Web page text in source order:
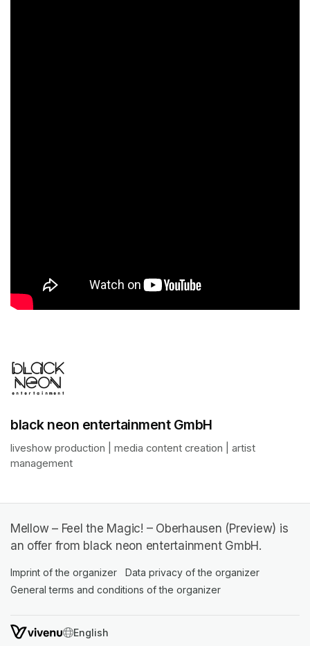
black neon entertainment GmbH
liveshow production | media content creation | artist
management
Mellow – Feel the Magic! – Oberhausen (Preview) is
an offer from black neon entertainment GmbH.
Imprint of the organizer (opens in a new tab)
Data privacy of the organizer
General terms and conditions of the organizer
SWITCH LANGUAGE